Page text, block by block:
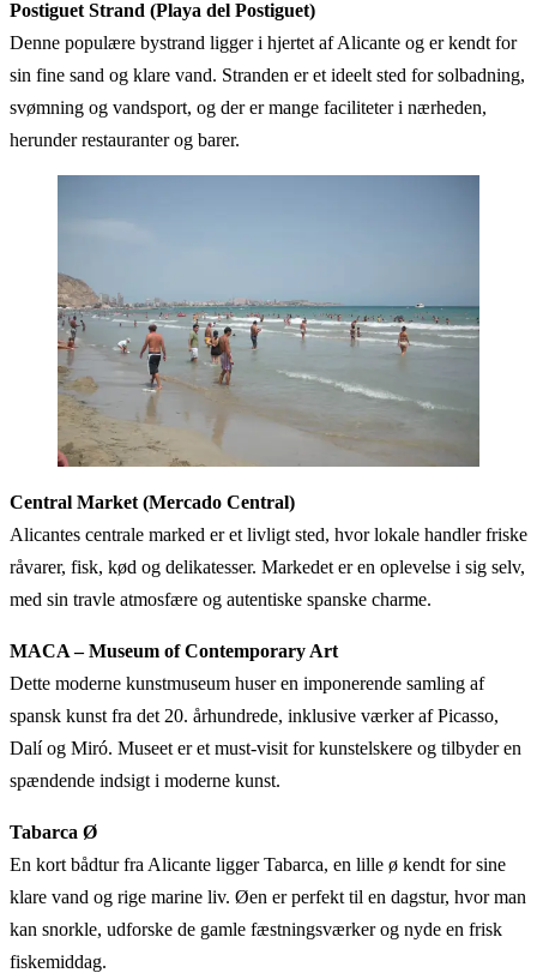
Postiguet Strand (Playa del Postiguet)
Denne populære bystrand ligger i hjertet af Alicante og er kendt for
sin fine sand og klare vand. Stranden er et ideelt sted for solbadning,
svømning og vandsport, og der er mange faciliteter i nærheden,
herunder restauranter og barer.
Central Market (Mercado Central)
Alicantes centrale marked er et livligt sted, hvor lokale handler friske
råvarer, fisk, kød og delikatesser. Markedet er en oplevelse i sig selv,
med sin travle atmosfære og autentiske spanske charme.
MACA – Museum of Contemporary Art
Dette moderne kunstmuseum huser en imponerende samling af
spansk kunst fra det 20. århundrede, inklusive værker af Picasso,
Dalí og Miró. Museet er et must-visit for kunstelskere og tilbyder en
spændende indsigt i moderne kunst.
Tabarca Ø
En kort bådtur fra Alicante ligger Tabarca, en lille ø kendt for sine
klare vand og rige marine liv. Øen er perfekt til en dagstur, hvor man
kan snorkle, udforske de gamle fæstningsværker og nyde en frisk
fiskemiddag.